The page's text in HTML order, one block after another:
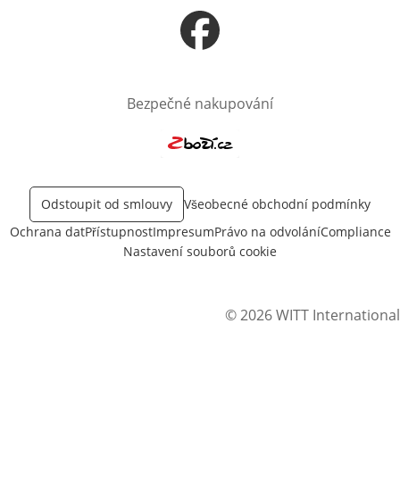
Otevře v novém okně
Bezpečné nakupování
Odstoupit od smlouvy
Všeobecné obchodní podmínky
Ochrana datPřístupnostImpresumPrávo na odvoláníCompliance
Nastavení souborů cookie
© 2026 WITT International